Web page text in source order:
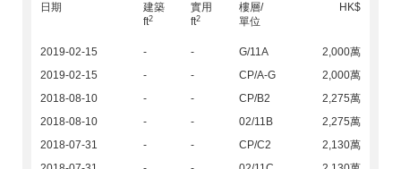
日期
建築
ft2
實用
ft2
樓層/
單位
HK$
2019-02-15 - - G/11A
2,000萬
2019-02-15
- - CP/A-G
2,000萬
2018-08-10
- - CP/B2
2,275萬
2018-08-10
- - 02/11B
2,275萬
2018-07-31
- - CP/C2
2,130萬